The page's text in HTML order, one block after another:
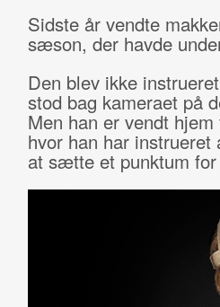
Sidste år vendte
sæson, der havde
Den blev ikke
stod bag kameraet på
Men han er vendt
hvor han har
at sætte et punktum